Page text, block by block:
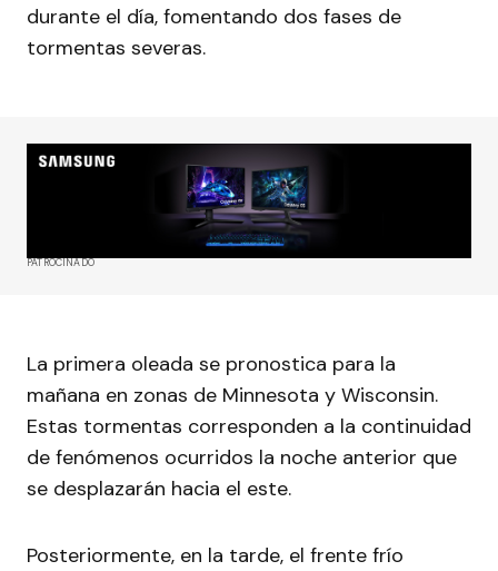
durante el día, fomentando dos fases de
tormentas severas.
PATROCINADO
La primera oleada se pronostica para la
mañana en zonas de Minnesota y Wisconsin.
Estas tormentas corresponden a la continuidad
de fenómenos ocurridos la noche anterior que
se desplazarán hacia el este.
Posteriormente, en la tarde, el frente frío